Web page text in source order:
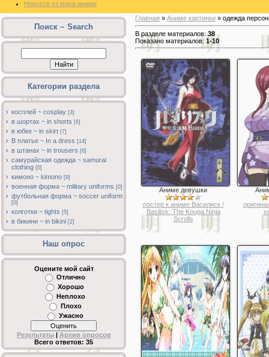
Новостя из мира аниме
Поиск ~ Search
Категории раздела
косплей ~ cosplay [3]
в шортах ~ in shorts [6]
в юбке ~ in skirt [7]
В платье ~ In a dress [14]
в штанах ~ in trousers [6]
самурайская одежда ~ samurai
clothing [0]
кимоно ~ kimono [9]
военная форма ~ military uniforms [0]
футбольная форма ~ soccer uniform
[0]
колготки ~ tights [5]
в бикини ~ in bikini [2]
Наш опрос
Оцените мой сайт
Отлично
Хорошо
Неплохо
Плохо
Ужасно
Результаты|
Архив опросов
Всего ответов: 35
Главная » Аниме картинки » одежда
В разделе материалов:38
Показано материалов:1-10
Аниме девушки
постер к аниме Василиск /
Basilisk: The Kouga Ninja
Scrolls